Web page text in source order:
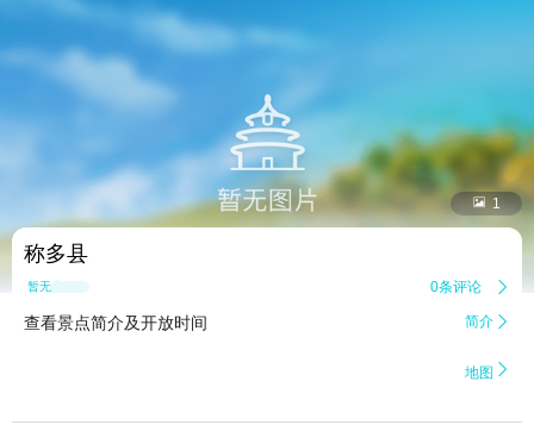
 1
称多县
暂无点评 0条评论 
查看景点简介及开放时间 简介 
地图 